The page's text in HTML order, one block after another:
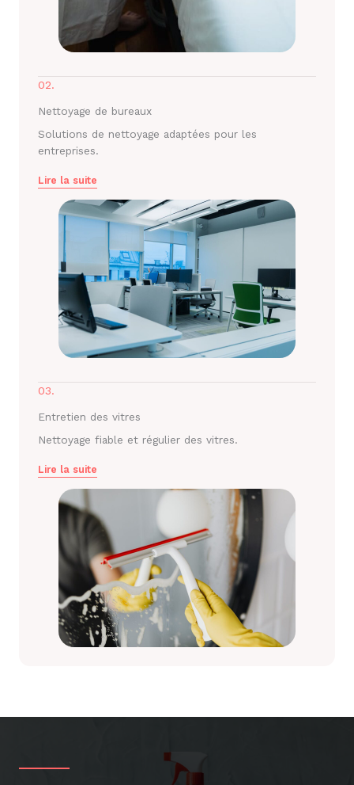
02.
Nettoyage de bureaux
Solutions de nettoyage adaptées pour les
entreprises.
Lire la suite
03.
Entretien des vitres
Nettoyage fiable et régulier des vitres.
Lire la suite